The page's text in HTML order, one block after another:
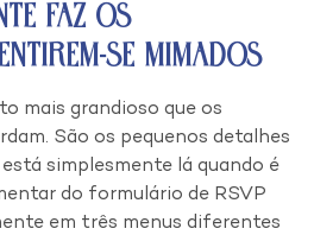
Faz os
se Mimados
mais grandioso que os
São os pequenos detalhes
simplesmente lá quando é
do formulário de RSVP
em três menus diferentes